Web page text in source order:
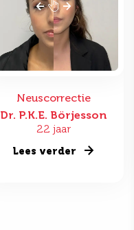
Neuscorrectie
Dr. P.K.E. Börjesson
22 jaar
Lees verder